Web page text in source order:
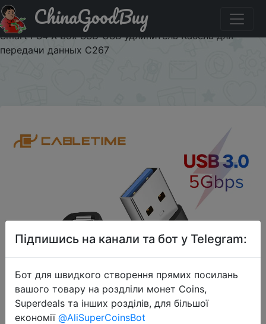
Придбати по знижці USBA222 Кабель USB кабель-
удлинитель USB 3,0 к USB M/F кабель 5 Гбит/с для ТВ
Smart PS4 X box SSD USB удлинитель Кабель для
передачи данных C267
ChinaGoodBuy
Підпишись на канали та бот у Telegram:
Бот для швидкого створення прямих посилань
вашого товару на роздліли монет Coins,
Superdeals та інших розділів, для більшої
економії @AliSuperCoinsBot